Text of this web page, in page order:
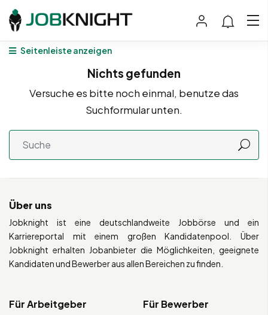
Seitenleiste anzeigen
Nichts gefunden
Versuche es bitte noch einmal, benutze das
Suchformular unten.
Über uns
Jobknight ist eine deutschlandweite Jobbörse und ein
Karriereportal mit einem großen Kandidatenpool. Über
Jobknight erhalten Jobanbieter die Möglichkeiten, geeignete
Kandidaten und Bewerber aus allen Bereichen zu finden.
Für Arbeitgeber Für Bewerber